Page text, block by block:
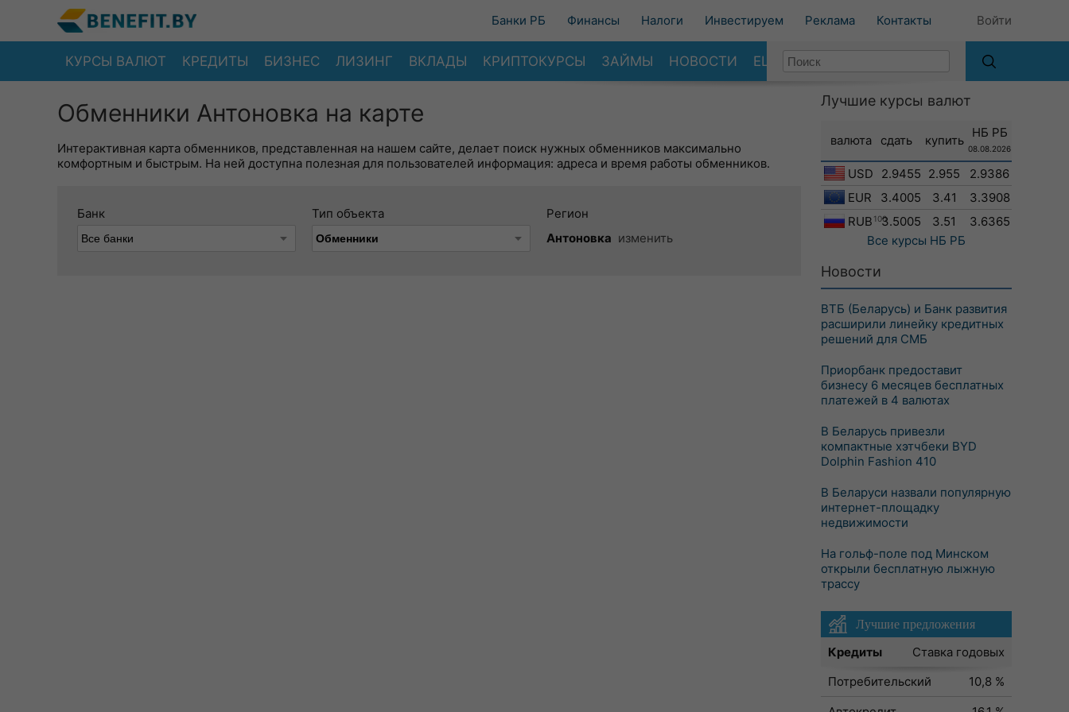
Банки РБ Финансы Налоги Инвестируем Реклама Контакты Войти
КУРСЫ ВАЛЮТ КРЕДИТЫ БИЗНЕС ЛИЗИНГ ВКЛАДЫ КРИПТОКУРСЫ ЗАЙМЫ НОВОСТИ ЕЩЕ
Обменники Антоновка на карте
Интерактивная карта обменников, представленная на нашем сайте, делает поиск нужных обменников максимально
комфортным и быстрым. На ней доступна полезная для пользователей информация: адреса и время работы обменников.
Банк Тип объекта
Регион
Антоновка изменить
Лучшие курсы валют
валюта сдать купить
НБ РБ
08.08.2026
USD 2.9455 2.955
2.9386
EUR
3.4005 3.41
3.3908
RUB 1003.5005 3.51
3.6365
Все курсы НБ РБ
Новости
ВТБ (Беларусь) и Банк развития
расширили линейку кредитных
решений для СМБ
Приорбанк предоставит
бизнесу 6 месяцев бесплатных
платежей в 4 валютах
В Беларусь привезли
компактные хэтчбеки BYD
Dolphin Fashion 410
В Беларуси назвали популярную
интернет-площадку
недвижимости
На гольф-поле под Минском
открыли бесплатную лыжную
трассу
Лучшие предложения
Кредиты
Ставка годовых
Потребительский
10,8 %